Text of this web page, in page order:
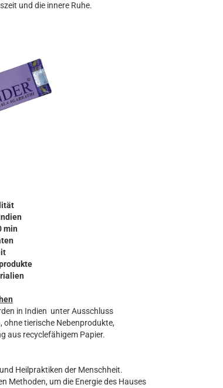
und die innere Ruhe.
min
in Indien unter Ausschluss
tierische Nebenprodukte,
aus recyclefähigem Papier.
Heilpraktiken der Menschheit.
Methoden, um die Energie des Hauses